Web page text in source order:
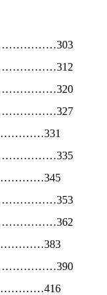
303
312
320
327
331
335
345
353
362
383
390
416